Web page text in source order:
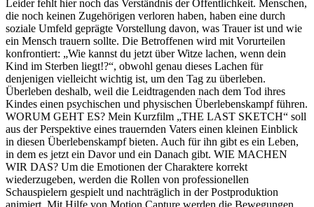
Leider fehlt hier noch das Verständnis der Öffentlichkeit. Menschen,
die noch keinen Zugehörigen verloren haben, haben eine durch
soziale Umfeld geprägte Vorstellung davon, was Trauer ist und wie
ein Mensch trauern sollte. Die Betroffenen wird mit Vorurteilen
konfrontiert: „Wie kannst du jetzt über Witze lachen, wenn dein
Kind im Sterben liegt!?“, obwohl genau dieses Lachen für
denjenigen vielleicht wichtig ist, um den Tag zu überleben.
Überleben deshalb, weil die Leidtragenden nach dem Tod ihres
Kindes einen psychischen und physischen Überlebenskampf führen.
WORUM GEHT ES? Mein Kurzfilm „THE LAST SKETCH“ soll
aus der Perspektive eines trauernden Vaters einen kleinen Einblick
in diesen Überlebenskampf bieten. Auch für ihn gibt es ein Leben,
in dem es jetzt ein Davor und ein Danach gibt. WIE MACHEN
WIR DAS? Um die Emotionen der Charaktere korrekt
wiederzugeben, werden die Rollen von professionellen
Schauspielern gespielt und nachträglich in der Postproduktion
animiert. Mit Hilfe von Motion Capture werden die Bewegungen